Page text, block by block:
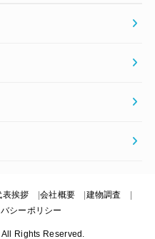
表挨拶 会社概要
建物調査
シーポリシー
Rights Reserved.